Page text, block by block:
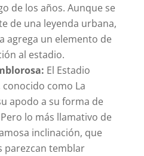
de los años. Aunque se
de una leyenda urbana,
agrega un elemento de
al estadio.
El Estadio
como La
apodo a su forma de
lo más llamativo de
inclinación, que
parezcan temblar